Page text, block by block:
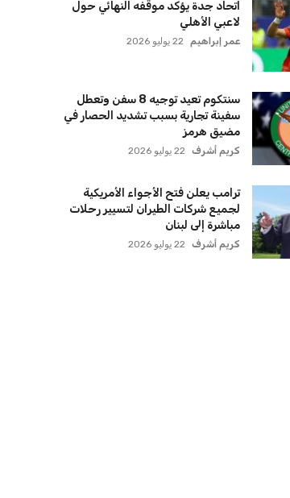
اتحاد جدة يؤكد موقفه النهائي حول
لاعبي الأهلي
عمر إبراهيم 22 يوليو 2026
سنتكوم تعيد توجيه 8 سفن وتعطل
سفينة تجارية بسبب تشديد الحصار في
مضيق هرمز
كريم أشرف 22 يوليو 2026
ترامب يعلن فتح الأجواء الأمريكية
لجميع شركات الطيران لتسيير رحلات
مباشرة إلى لبنان
كريم أشرف 22 يوليو 2026